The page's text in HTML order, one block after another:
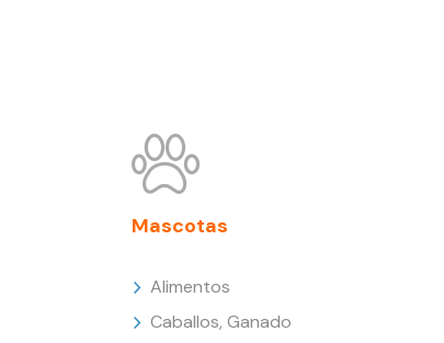
Mascotas
Alimentos
Caballos, Ganado